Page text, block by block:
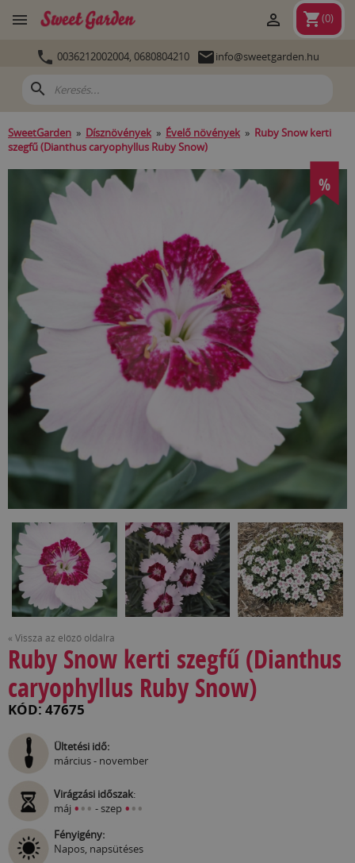
 shopping_cart(0)

 0036212002004, 0680804210 info@sweetgarden.hu
search
SweetGarden » Dísznövények » Évelő növények » Ruby Snow kerti
szegfű (Dianthus caryophyllus Ruby Snow)
%
« Vissza az előző oldalra
Ruby Snow kerti szegfű (Dianthus
caryophyllus Ruby Snow)
KÓD: 47675
Ültetési idő:
március - november
Virágzási időszak:
máj ••• - szep •••
Fényigény:
Napos, napsütéses